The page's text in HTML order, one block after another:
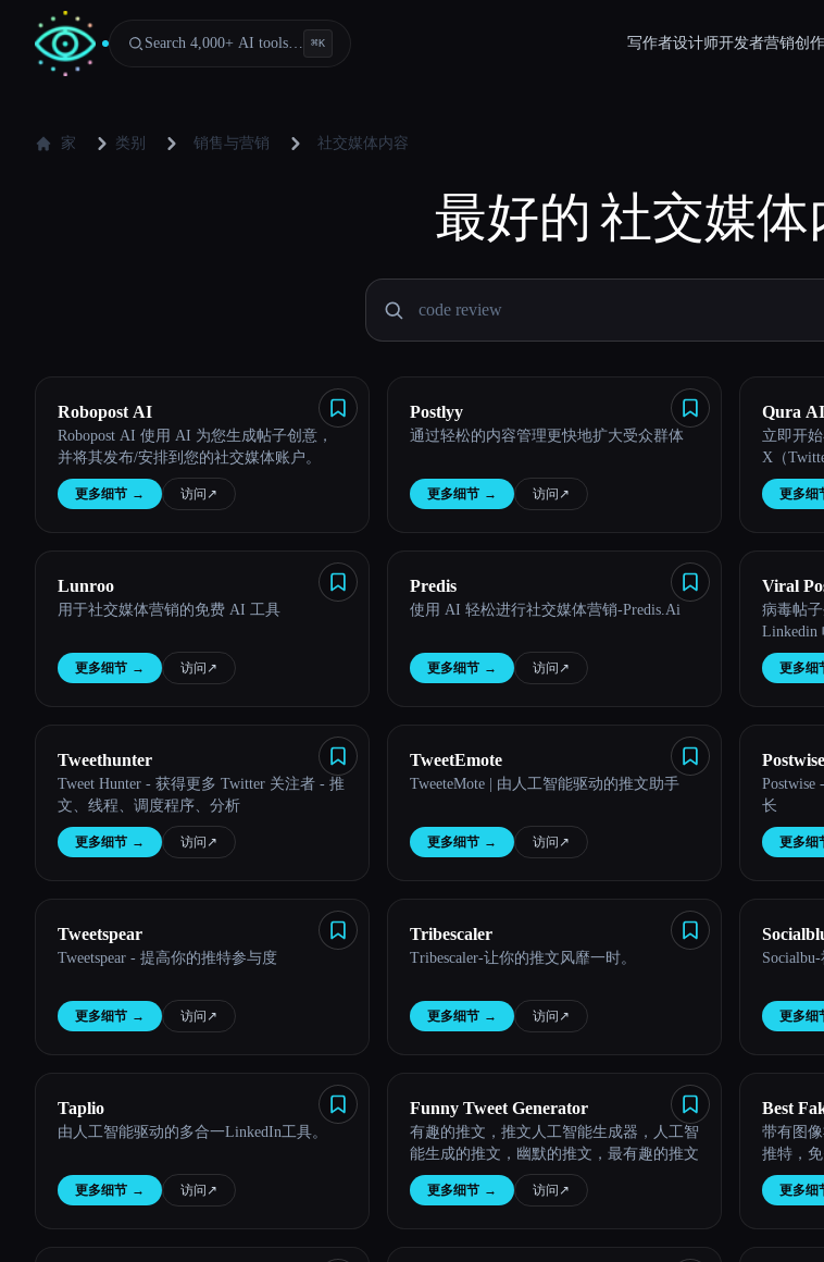
Search 4,000+ AI tools… ⌘K 写作者设计师开发者营销创
家 类别 销售与营销 社交媒体内容
最好的社交媒体
Robopost AI
Robopost AI 使用 AI 为您生成帖子创意，
并将其发布/安排到您的社交媒体账户。
更多细节 → 访问 ↗︎
Postlyy
通过轻松的内容管理更快地扩大受众群体
更多细节 → 访问 ↗︎
Qura AI
立即开
X（
更多细
Lunroo
用于社交媒体营销的免费 AI 工具
更多细节 → 访问 ↗︎
Predis
使用 AI 轻松进行社交媒体营销-Predis.Ai
更多细节 → 访问 ↗︎
Viral
病毒帖
Linkedin
更多细
Tweethunter
Tweet Hunter - 获得更多 Twitter 关注者 - 推
文、线程、调度程序、分析
更多细节 → 访问 ↗︎
TweetEmote
TweeteMote | 由人工智能驱动的推文助手
更多细节 → 访问 ↗︎
Postwise
长
更多细
Tweetspear
Tweetspear - 提高你的推特参与度
更多细节 → 访问 ↗︎
Tribescaler
Tribescaler-让你的推文风靡一时。
更多细节 → 访问 ↗︎ 更多细
Taplio
由人工智能驱动的多合一LinkedIn工具。
更多细节 → 访问 ↗︎
Funny Tweet Generator
有趣的推文，推文人工智能生成器，人工智
能生成的推文，幽默的推文，最有趣的推文
更多细节 → 访问 ↗︎
Best
Image
带有图
推特，
更多细